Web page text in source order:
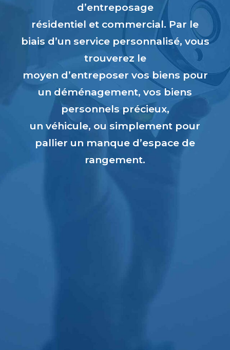
d’entreposage
résidentiel et commercial. Par le
biais d’un service personnalisé, vous
trouverez le
moyen d’entreposer vos biens pour
un déménagement, vos biens
personnels précieux,
un véhicule, ou simplement pour
pallier un manque d’espace de
rangement.